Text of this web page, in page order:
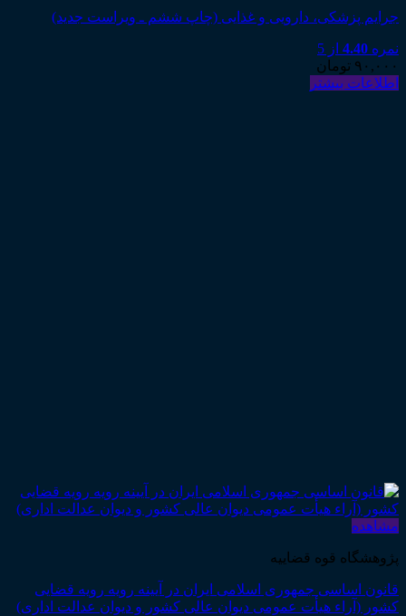
جرایم پزشکی، دارویی و غذایی (چاپ ششم ـ ویراست جدید)
نمره 4.40 از 5
۹۰,۰۰۰ تومان
اطلاعات بیشتر
مشاهده
پژوهشگاه قوه قضاییه
قانون اساسی جمهوری اسلامی ایران در آیینه رویه رویه قضایی
کشور (آراء هیأت عمومی دیوان عالی کشور و دیوان عدالت اداری)